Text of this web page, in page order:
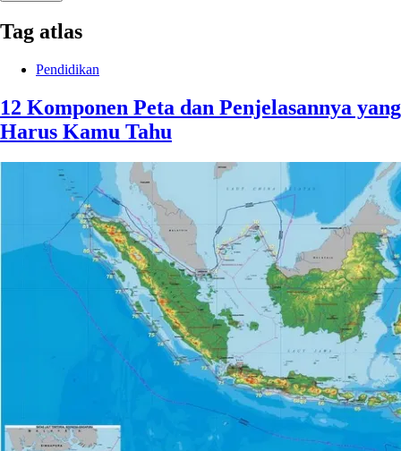
Tag atlas
Pendidikan
12 Komponen Peta dan Penjelasannya yang
Harus Kamu Tahu